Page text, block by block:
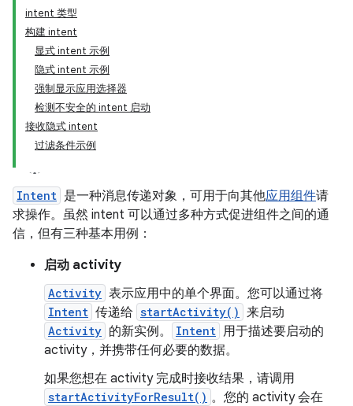
intent 类型
构建 intent
显式 intent 示例
隐式 intent 示例
强制显示应用选择器
检测不安全的 intent 启动
接收隐式 intent
过滤条件示例
Intent 是一种消息传递对象，可用于向其他应用组件请
求操作。虽然 intent 可以通过多种方式促进组件之间的通
信，但有三种基本用例：
启动 activity
Activity 表示应用中的单个界面。您可以通过将
Intent 传递给 startActivity() 来启动
Activity 的新实例。 Intent 用于描述要启动的
activity，并携带任何必要的数据。
如果您想在 activity 完成时接收结果，请调用
startActivityForResult() 。您的 activity 会在